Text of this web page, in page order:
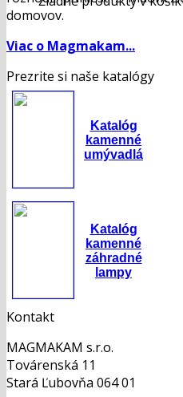
domovov.
Viac o Magmakam...
Prezrite si naše katalógy
Katalóg
kamenné
umývadlá
Katalóg
kamenné
záhradné
lampy
Kontakt
MAGMAKAM s.r.o.
Továrenská 11
Stará Ľubovňa 064 01